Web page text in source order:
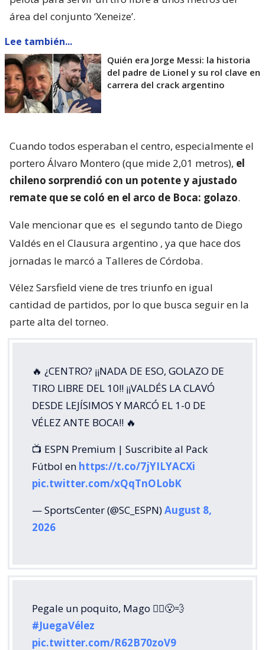
área del conjunto ‘Xeneize’.
Lee también...
Quién era Jorge Messi: la historia
del padre de Lionel y su rol clave en
carrera del crack argentino
Cuando todos esperaban el centro, especialmente el
portero Álvaro Montero (que mide 2,01 metros), el
chileno sorprendió con un potente y ajustado
remate que se coló en el arco de Boca: golazo.
Vale mencionar que es el segundo tanto de Diego
Valdés en el Clausura argentino , ya que hace dos
jornadas le marcó a Talleres de Córdoba.
Vélez Sarsfield viene de tres triunfo en igual
cantidad de partidos, por lo que busca seguir en la
parte alta del torneo.
🔥 ¿CENTRO? ¡¡NADA DE ESO, GOLAZO DE
TIRO LIBRE DEL 10!! ¡¡VALDÉS LA CLAVÓ
DESDE LEJÍSIMOS Y MARCÓ EL 1-0 DE
VÉLEZ ANTE BOCA!! 🔥
📺 ESPN Premium | Suscribite al Pack
Fútbol en https://t.co/7jYILYACXi
pic.twitter.com/xQqTnOLobK
— SportsCenter (@SC_ESPN)August 8,
2026
Pegale un poquito, Mago 🧙‍♂️😮‍💨
#JuegaVélez
pic.twitter.com/R62B70zoV9